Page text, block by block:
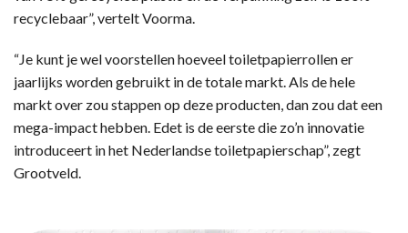
recyclebaar”, vertelt Voorma.
“Je kunt je wel voorstellen hoeveel toiletpapierrollen er
jaarlijks worden gebruikt in de totale markt. Als de hele
markt over zou stappen op deze producten, dan zou dat een
mega-impact hebben. Edet is de eerste die zo’n innovatie
introduceert in het Nederlandse toiletpapierschap”, zegt
Grootveld.